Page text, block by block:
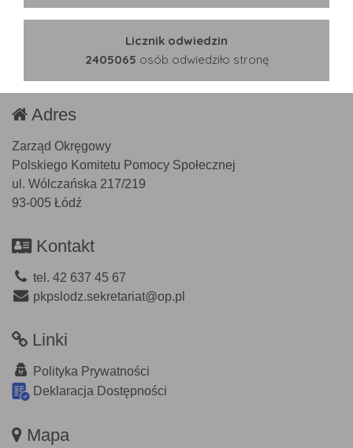
Licznik odwiedzin
2405065 osób odwiedziło stronę
Adres
Zarząd Okręgowy
Polskiego Komitetu Pomocy Społecznej
ul. Wólczańska 217/219
93-005 Łódź
Kontakt
tel. 42 637 45 67
pkpslodz.sekretariat@op.pl
Linki
Polityka Prywatności
Deklaracja Dostępności
Mapa